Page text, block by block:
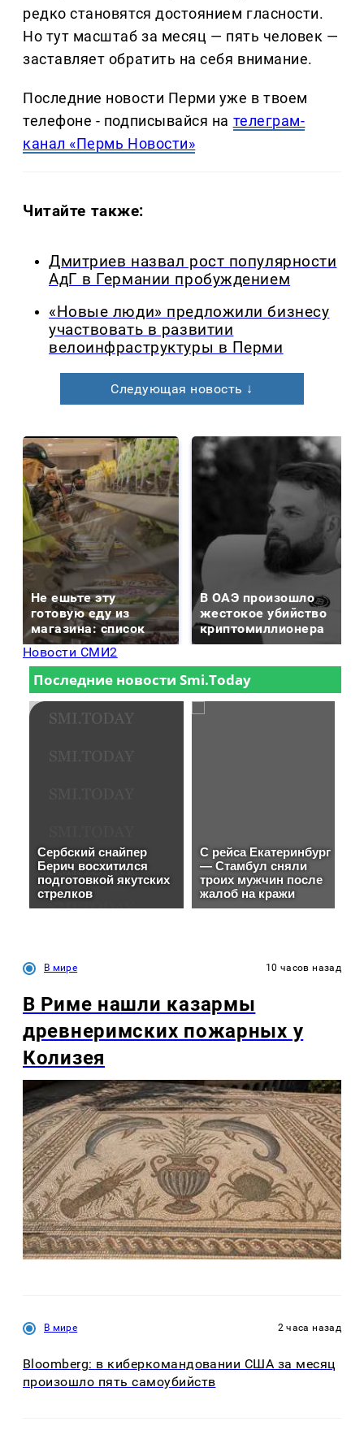
редко становятся достоянием гласности.
Но тут масштаб за месяц — пять человек —
заставляет обратить на себя внимание.
Последние новости Перми уже в твоем
телефоне - подписывайся на телеграм-
канал «Пермь Новости»
Читайте также:
Дмитриев назвал рост популярности
АдГ в Германии пробуждением
«Новые люди» предложили бизнесу
участвовать в развитии
велоинфраструктуры в Перми
Следующая новость ↓
Не ешьте эту
готовую еду из
магазина: список
В ОАЭ произошло
жестокое убийство
криптомиллионера
Новости СМИ2
В мире 10 часов назад
В Риме нашли казармы
древнеримских пожарных у
Колизея
В мире 2 часа назад
Bloomberg: в киберкомандовании США за месяц
произошло пять самоубийств